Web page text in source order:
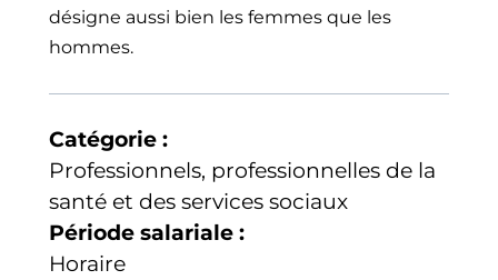
désigne aussi bien les femmes que les
hommes.
Catégorie :
Professionnels, professionnelles de la
santé et des services sociaux
Période salariale :
Horaire